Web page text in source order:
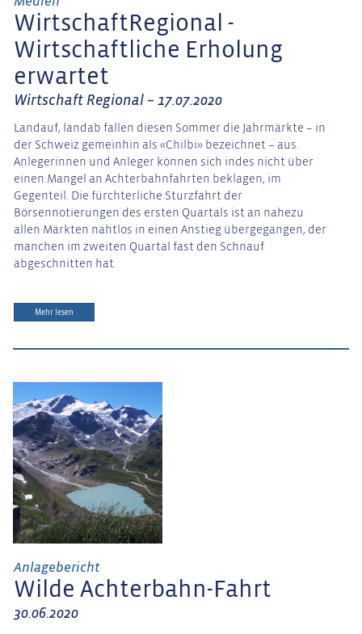
WirtschaftRegional -
Wirtschaftliche Erholung
erwartet
Wirtschaft Regional – 17.07.2020
Landauf, landab fallen diesen Sommer die Jahrmärkte – in
der Schweiz gemeinhin als «Chilbi» bezeichnet – aus.
Anlegerinnen und Anleger können sich indes nicht über
einen Mangel an Achterbahnfahrten beklagen, im
Gegenteil. Die fürchterliche Sturzfahrt der
Börsennotierungen des ersten Quartals ist an nahezu
allen Märkten nahtlos in einen Anstieg übergegangen, der
manchen im zweiten Quartal fast den Schnauf
abgeschnitten hat.
Mehr lesen
Anlagebericht
Wilde Achterbahn-Fahrt
30.06.2020